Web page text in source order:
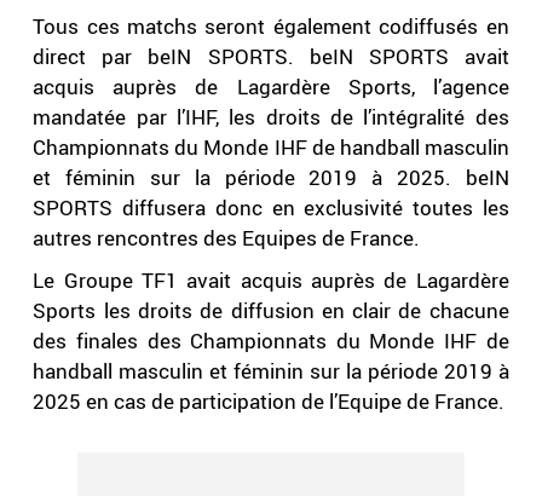
Tous ces matchs seront également codiffusés en
direct par beIN SPORTS. beIN SPORTS avait
acquis auprès de Lagardère Sports, l’agence
mandatée par l’IHF, les droits de l’intégralité des
Championnats du Monde IHF de handball masculin
et féminin sur la période 2019 à 2025. beIN
SPORTS diffusera donc en exclusivité toutes les
autres rencontres des Equipes de France.
Le Groupe TF1 avait acquis auprès de Lagardère
Sports les droits de diffusion en clair de chacune
des finales des Championnats du Monde IHF de
handball masculin et féminin sur la période 2019 à
2025 en cas de participation de l’Equipe de France.